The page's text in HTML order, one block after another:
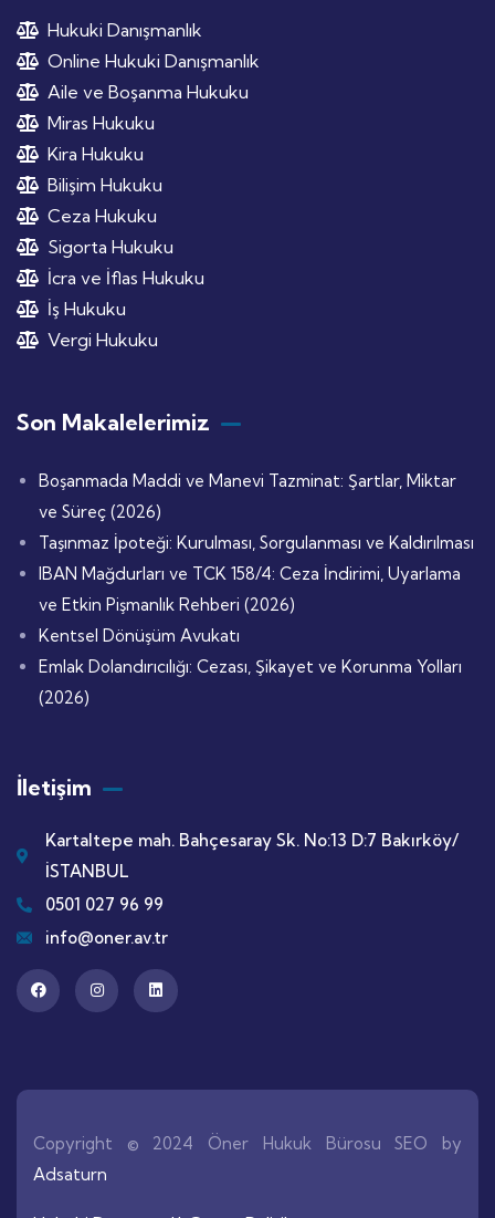
Hukuki Danışmanlık
Online Hukuki Danışmanlık
Aile ve Boşanma Hukuku
Miras Hukuku
Kira Hukuku
Bilişim Hukuku
Ceza Hukuku
Sigorta Hukuku
İcra ve İflas Hukuku
İş Hukuku
Vergi Hukuku
Son Makalelerimiz
Boşanmada Maddi ve Manevi Tazminat: Şartlar, Miktar
ve Süreç (2026)
Taşınmaz İpoteği: Kurulması, Sorgulanması ve Kaldırılması
IBAN Mağdurları ve TCK 158/4: Ceza İndirimi, Uyarlama
ve Etkin Pişmanlık Rehberi (2026)
Kentsel Dönüşüm Avukatı
Emlak Dolandırıcılığı: Cezası, Şikayet ve Korunma Yolları
(2026)
İletişim
Kartaltepe mah. Bahçesaray Sk. No:13 D:7 Bakırköy/
İSTANBUL
0501 027 96 99
info@oner.av.tr
Copyright © 2024 Öner Hukuk Bürosu SEO by
Adsaturn